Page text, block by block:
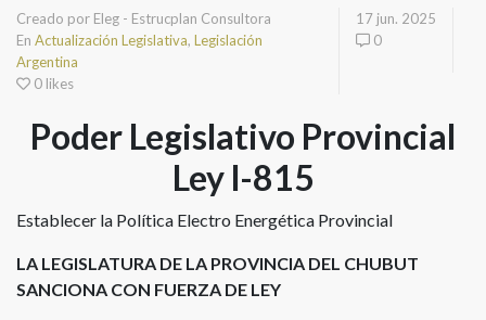
Creado por Eleg - Estrucplan Consultora
17 jun. 2025
En Actualización Legislativa, Legislación
Argentina
0
0 likes
Poder Legislativo Provincial
Ley l-815
Establecer la Política Electro Energética Provincial
LA LEGISLATURA DE LA PROVINCIA DEL CHUBUT
SANCIONA CON FUERZA DE LEY